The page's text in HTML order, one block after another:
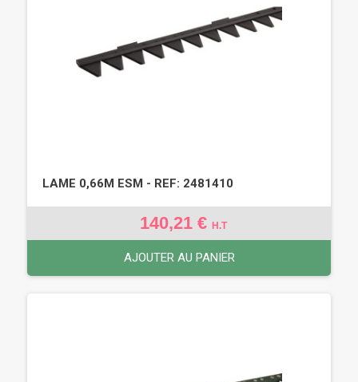
LAME 0,66M ESM - REF: 2481410
140,21 € H.T
AJOUTER AU PANIER